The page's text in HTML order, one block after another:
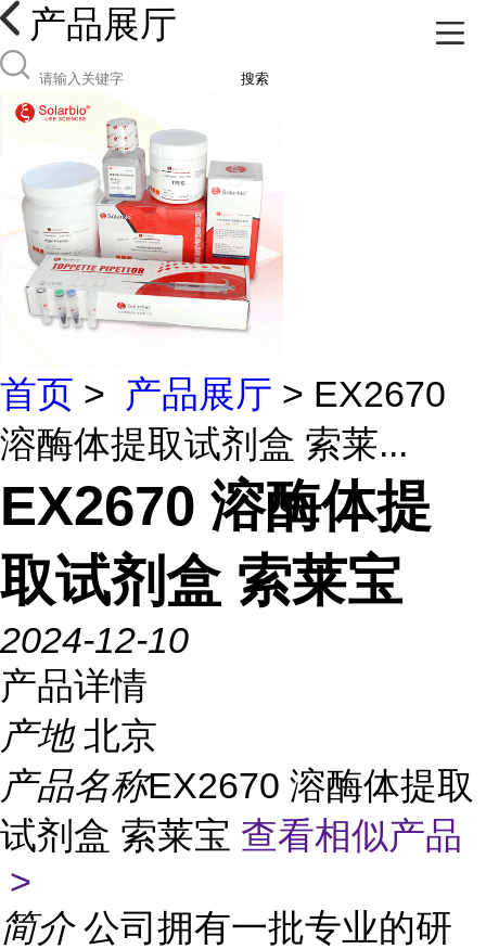
产品展厅
搜索
首页 > 产品展厅 > EX2670
溶酶体提取试剂盒 索莱...
EX2670 溶酶体提
取试剂盒 索莱宝
2024-12-10
产品详情
产地 北京
产品名称EX2670 溶酶体提取
试剂盒 索莱宝 查看相似产品
>
简介 公司拥有一批专业的研